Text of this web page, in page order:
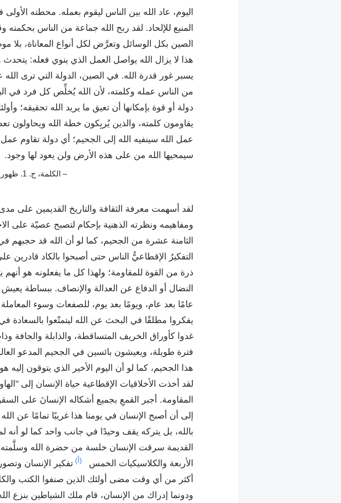
اليوم، عاد الله بين الناس ليقوم بعمله. محطته
المنيع للإلحاد. لقد ربح الله جماعة من الناس
الصين بكل الوسائل وتعرَّض لكل أنواع المعاناة،
هذا لا يزال الله يواصل العمل الذي ينوي فعله:
يسبر غور قدرة الله. في الصين، الدولة التي ترى الله
من الناس عمله وكلمته، لأن الله يُخلِّص كل فرد في
دولة أو قوة بإمكانها أن تعيق ما يريد الله تحقيقه؛
يقاومون كلمته، والذين يُربِكون خطة الله ويحاولون
عمل الله سينفيه الله إلى الجحيم؛ أي دولة تقاوم
سيمحيها الله من على هذه الأرض ولن يعود لها وجود.
– الكلمة، ج. 1. ظهور الله وعمله. مُلحق 2: الله يسود على مصير جميع البشرية
لقد أسهمت معرفة الثقافة والتاريخ القديمين على
ومفاهيمه ونظرته الذهنية بإحكام لتصبح عصيّة على
الثامنة عشرة من الجحيم، كما لو أن الله قد حجبهم
التفكيرُ الإقطاعيُّ الناس حتى أصبحوا بالكاد قادرين
ذرة من القوة للمقاومة؛ ولهذا كل ما يفعلونه هو
النضال أو الدفاع عن العدالة والإنصاف. ببساطة
عامًا بعد عام، ويومًا بعد يوم، للصفعات وسوء
يفكروا مطلقًا في البحث عن الله ليتمتّعوا بالسعادة
غدوا كأوراق الخريف المتساقطة، والذابلة والجافة
فترة طويلة، ويعيشون بائسين في الجحيم المدعو
هذا الجحيم، كما لو أن اليوم الأخير الذي يتوقون إليه
لقد أخذت الأخلاقيات الإقطاعية حياة الإنسان إلى
المقاومة. أجبر القمعِ بجميع أشكاله الإنسانَ على
إلى أن أصبح الإنسان في يومنا هذا غريبًا تمامًا عن
بالله، بل يتركه يقف وحيدًا في جانب واحد كما لو أنه
القديمة سرقت الإنسان خلسة من حضرة الله
الأربعة والكلاسيكيات الخمس
(أ)تفكير الإنسان
أكثر من أي وقت مضى أولئك الذين صنفوا الكتب
ودونما إدراك من الإنسان، قام ملك الشياطين بنزع